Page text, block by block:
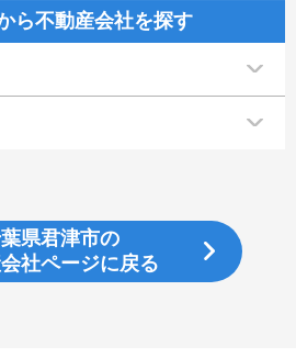
ら不動産会社を探す
県君津市の
社ページに戻る